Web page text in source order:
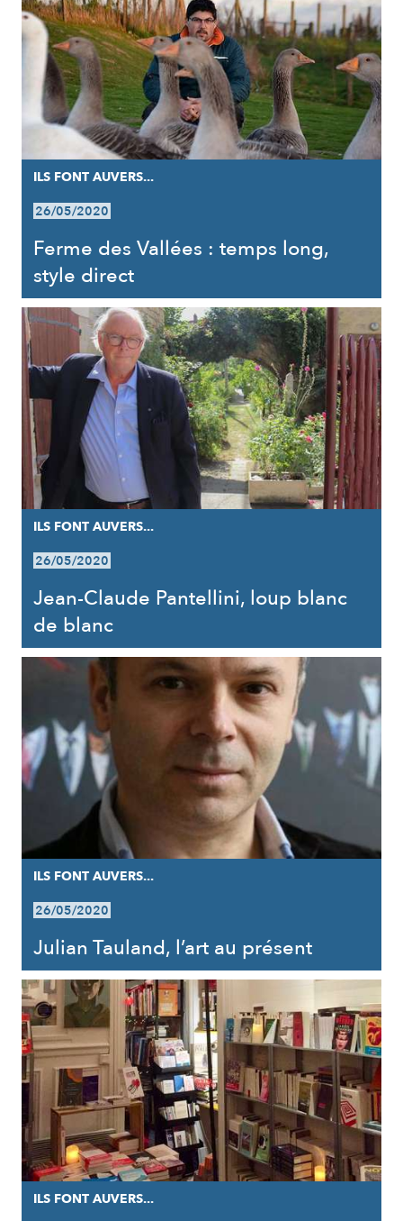
ILS FONT AUVERS...
26/05/2020
Ferme des Vallées : temps long,
style direct
ILS FONT AUVERS...
26/05/2020
Jean-Claude Pantellini, loup blanc
de blanc
ILS FONT AUVERS...
26/05/2020
Julian Tauland, l’art au présent
ILS FONT AUVERS...